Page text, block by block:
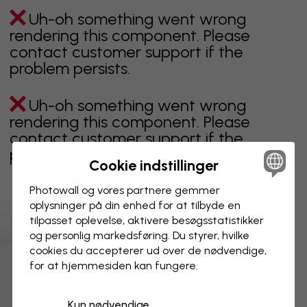
Uh-oh something went wrong
rendering this component. Please
contact customer support if the
problem persists.
Uh-oh something went wrong
rendering this component. Please
contact customer support if the
problem persists.
Viser side 1 af 14 sider
Opdag flere kategorier
Cookie indstillinger
Photowall og vores partnere gemmer
oplysninger på din enhed for at tilbyde en
tilpasset oplevelse, aktivere besøgs­statistikker
og personlig markedsføring. Du styrer, hvilke
cookies du accepterer ud over de nødvendige,
for at hjemmesiden kan fungere.